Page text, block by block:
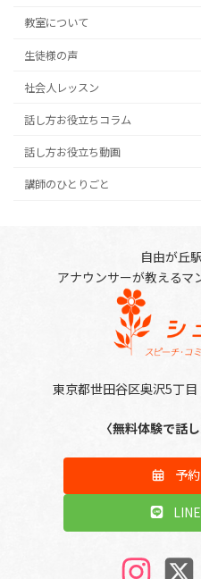
教室について
生徒様の声
社会人レッスン
話し方お役立ちコラム
話し方お役立ち動画
講師のひとりごと
自由が丘
アナウンサーが教えるマ
東京都世田谷区奥沢5丁
〈無料体験で話
予
ア
イ
ア
イ